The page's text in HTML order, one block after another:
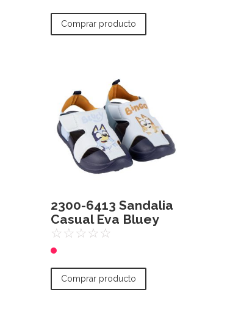
Comprar producto
2300-6413 Sandalia
Casual Eva Bluey
☆☆☆☆☆
Comprar producto